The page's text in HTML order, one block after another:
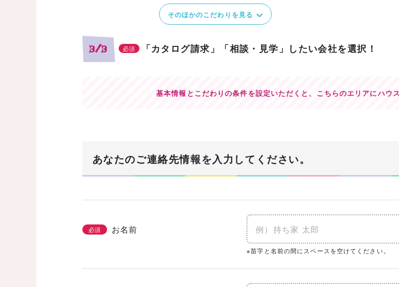
そのほかのこだわりを見る
3/3 必須 「カタログ請求」「相談・見学」したい会社を選択！
基本情報とこだわりの条件を設定いただくと、 こちらのエリアにハウ
あなたのご連絡先情報を入力してください。
必須 お名前
※苗字と名前の間にスペースを空けてください。